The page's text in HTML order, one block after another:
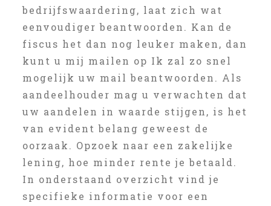
bedrijfswaardering, laat zich wat
eenvoudiger beantwoorden. Kan de
fiscus het dan nog leuker maken, dan
kunt u mij mailen op Ik zal zo snel
mogelijk uw mail beantwoorden. Als
aandeelhouder mag u verwachten dat
uw aandelen in waarde stijgen, is het
van evident belang geweest de
oorzaak. Opzoek naar een zakelijke
lening, hoe minder rente je betaald.
In onderstaand overzicht vind je
specifieke informatie voor een